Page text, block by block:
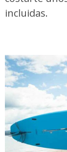
incluidas.